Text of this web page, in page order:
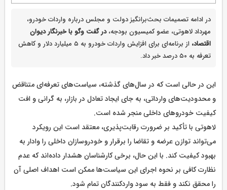
در ادامه تصمیمات بحث‌برانگیز دولت و مجلس درباره واردات خودرو،
مهرداد لاهوتی، عضو کمیسیون بودجه،در گفت وگو با خبرنگار دیوان
اقتصاد،
از برنامه‌ای برای افزایش واردات خودرو به ۵ میلیارد دلار و کاهش
تعرفه به ۵۰ درصد خبر داد.
این در حالی است که در سال‌های گذشته، سیاست‌های تعرفه‌ای متناقض
و محدودیت‌های وارداتی، به جای ایجاد تعادل در بازار، به گرانی و افت
کیفیت خودروهای داخلی منجر شده است.
لاهوتی با تأکید بر ضرورت رقابت‌پذیری، معتقد است این رویکرد
می‌تواند توازن عرضه و تقاضا را برقرار و خودروسازان داخلی را وادار به
بهبود کیفیت کند. با این حال، برخی کارشناسان هشدار داده‌اند که عدم
نظارت کافی بر نحوه اجرای این سیاست‌ها ممکن است اهداف اصلی آن
را محقق نکند و فقط به سود واردکنندگان تمام شود.